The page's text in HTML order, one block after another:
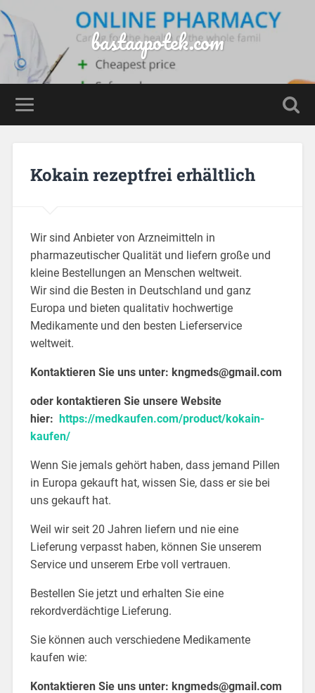
bastaapotek.com
Kokain rezeptfrei erhältlich
Wir sind Anbieter von Arzneimitteln in
pharmazeutischer Qualität und liefern große und
kleine Bestellungen an Menschen weltweit.
Wir sind die Besten in Deutschland und ganz
Europa und bieten qualitativ hochwertige
Medikamente und den besten Lieferservice
weltweit.
Kontaktieren Sie uns unter: kngmeds@gmail.com
oder kontaktieren Sie unsere Website
hier: https://medkaufen.com/product/kokain-
kaufen/
Wenn Sie jemals gehört haben, dass jemand Pillen
in Europa gekauft hat, wissen Sie, dass er sie bei
uns gekauft hat.
Weil wir seit 20 Jahren liefern und nie eine
Lieferung verpasst haben, können Sie unserem
Service und unserem Erbe voll vertrauen.
Bestellen Sie jetzt und erhalten Sie eine
rekordverdächtige Lieferung.
Sie können auch verschiedene Medikamente
kaufen wie:
Kontaktieren Sie uns unter: kngmeds@gmail.com